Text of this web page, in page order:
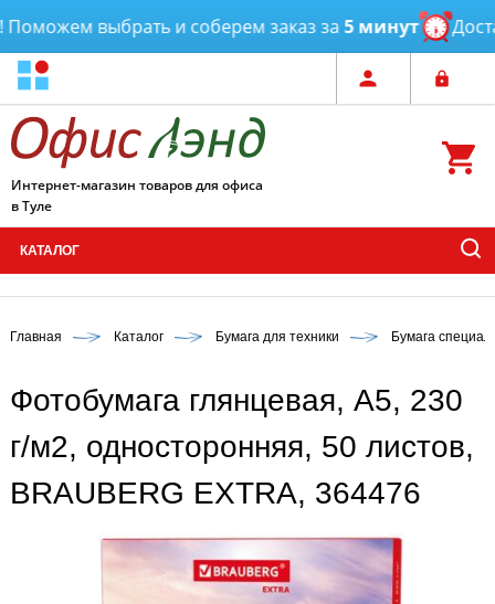
выбрать и соберем заказ за5 минут
Интернет-магазин товаров для офиса
в Туле
КАТАЛОГ
Главная Каталог Бумага для техники Бумага
Фотобумага глянцевая, А5, 230
г/м2, односторонняя, 50 листов,
BRAUBERG EXTRA, 364476